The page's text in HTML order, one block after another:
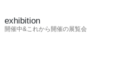
exhibition
開催中&これから開催の展覧会